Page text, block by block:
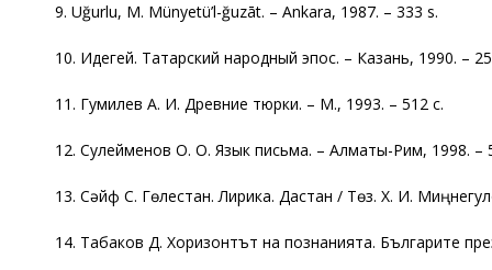
9. Uğurlu, M. Münyetü’l-ğuzāt. – Ankara, 1987. – 333 s.
10. Идегей. Татарский народный эпос. – Казань, 1990. –
11. Гумилев А. И. Древние тюрки. – М., 1993. – 512 с.
12. Сулейменов О. О. Язык письма. – Алматы-Рим, 1998. –
13. Сәйф С. Гөлестан. Лирика. Дастан / Төз. Х. И.
14. Табаков Д. Хоризонтът на познанията. Българите